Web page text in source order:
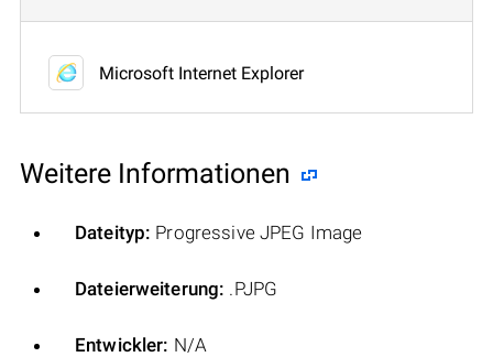
Microsoft Internet Explorer
Weitere Informationen
Dateityp: Progressive JPEG Image
Dateierweiterung: .PJPG
Entwickler: N/A